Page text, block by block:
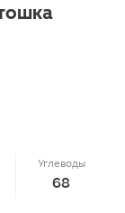
Углеводы
68